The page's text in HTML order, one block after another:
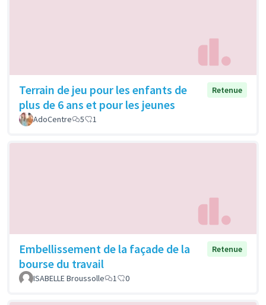
Terrain de jeu pour les enfants de
plus de 6 ans et pour les jeunes
Retenue
AdoCentre 5 1
Embellissement de la façade de la
bourse du travail
Retenue
ISABELLE Broussolle 1 0